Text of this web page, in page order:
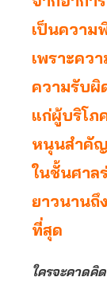
เป็นความ
เพราะคว
ความรับผิ
แก่ผู้บริโภ
หนุนสำคัญ
ในชั้นศาล
ยาวนานถึ
ที่สุด
ใครจะคาดคิ